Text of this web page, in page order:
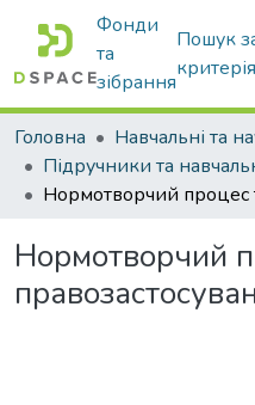
Фонди
та
зібрання
Пошук
Головна
Нормотворчий